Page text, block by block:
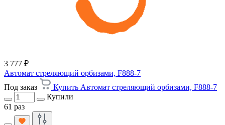
3 777 ₽
Автомат стреляющий орбизами, F888-7
Под заказ
Купить Автомат стреляющий орбизами, F888-7
Купили
61 раз